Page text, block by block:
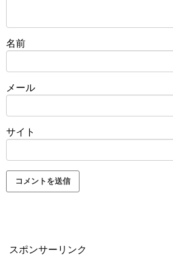
名前
メール
サイト
スポンサーリンク